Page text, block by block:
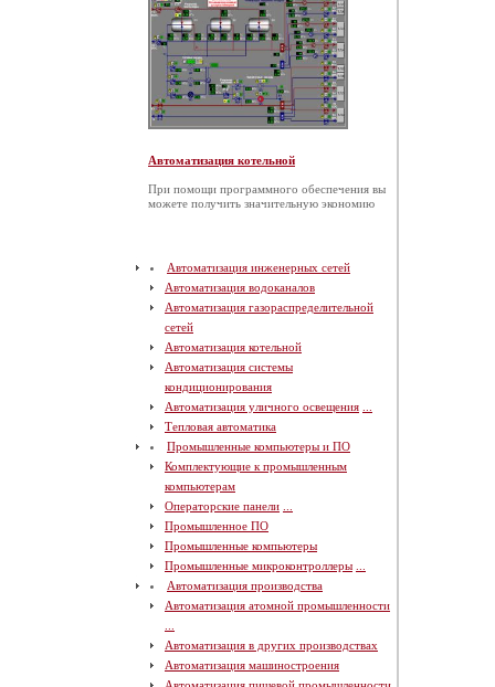
Автоматизация котельной
При помощи программного обеспечения вы
можете получить значительную экономию
Автоматизация инженерных сетей
Автоматизация водоканалов
Автоматизация газораспределительной
сетей
Автоматизация котельной
Автоматизация системы
кондиционирования
Автоматизация уличного освещения
Тепловая автоматика
Промышленные компьютеры и ПО
Комплектующие к промышленным
компьютерам
Операторские панели
Промышленное ПО
Промышленные компьютеры
Промышленные микроконтроллеры
Автоматизация производства
Автоматизация атомной промышленности
Автоматизация в других производствах
Автоматизация машиностроения